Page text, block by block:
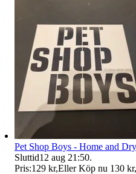
Pet Shop Boys - Home and
Sluttid12 aug 21:50.
Pris:129 kr,Eller Köp nu 130 kr,